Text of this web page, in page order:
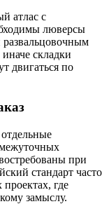
атлас с
люверсы
складки
двигаться по
при
стандарт часто
проектах, где
замыслу.